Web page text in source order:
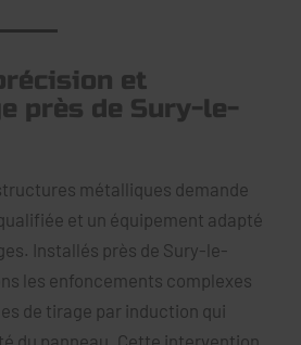
et
près de Sury-le-
métalliques demande
et un équipement adapté
Installés près de Sury-le-
les enfoncements complexes
de tirage par induction qui
du panneau. Cette intervention